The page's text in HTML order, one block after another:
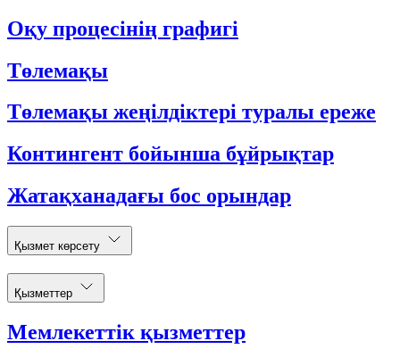
Оқу процесінің графигі
Төлемақы
Төлемақы жеңілдіктері туралы ереже
Контингент бойынша бұйрықтар
Жатақханадағы бос орындар
Қызмет көрсету
Қызметтер
Мемлекеттік қызметтер